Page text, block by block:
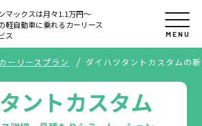
マックスは月々1.1万円〜
軽自動車に乗れるカーリース
ス
MENU
カーリースプラン ダイハツタントカスタムの
タントカスタム